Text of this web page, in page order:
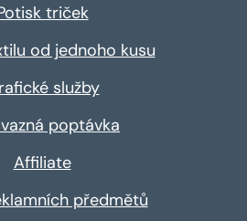
triček
od jednoho kusu
služby
poptávka
Affiliate
předmětů